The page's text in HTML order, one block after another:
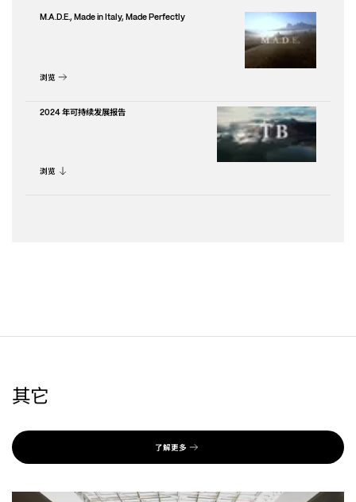
M.A.D.E., Made in Italy, Made Perfectly
浏览
2024年可持续发展报告
浏览
其它
了解更多